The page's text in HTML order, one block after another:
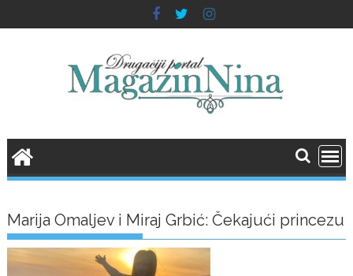
to
Marija Omaljev i Miraj Grbić: Čekajući princezu